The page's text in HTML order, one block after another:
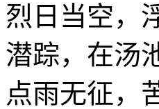
烈日当空，
潜踪，在汤
点雨无征，